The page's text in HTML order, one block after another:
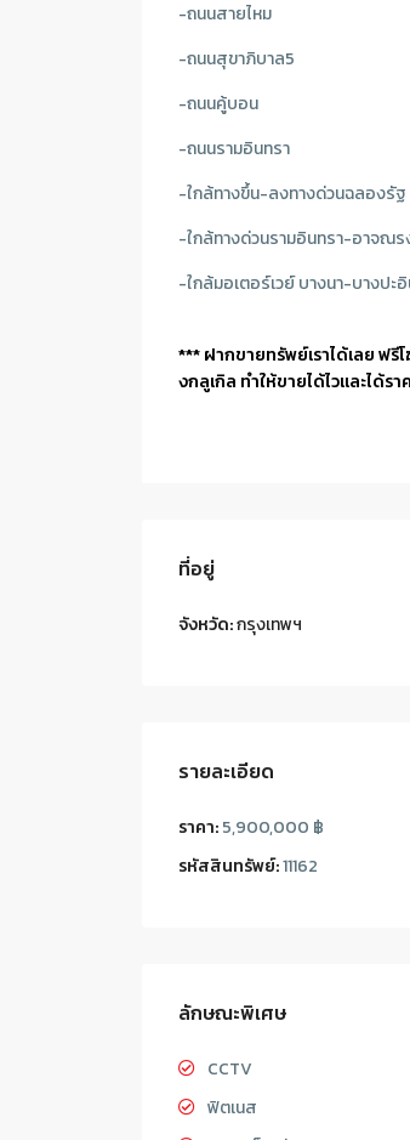
-ถนนสายไหม
-ถนนสุขาภิบาล5
-ถนนคู้บอน
-ถนนรามอินทรา
-ใกล้ทางขึ้น-ลงทางด่วนฉลองรัฐ
-ใกล้ทางด่วนรามอินทรา-อาจณ
-ใกล้มอเตอร์เวย์ บางนา-บางปะ
*** ฝากขายทรัพย์เราได้เลย
งกลูเกิล ทำให้ขายได้ไวและได้ร
ที่อยู่
จังหวัด:กรุงเทพฯ
รายละเอียด
ราคา:5,900,000 ฿
รหัสสินทรัพย์:11162
ลักษณะพิเศษ
CCTV
ฟิตเนส